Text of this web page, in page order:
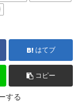
はてブ
コピー
する